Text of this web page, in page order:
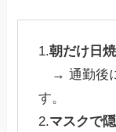
1.朝だけ日
→ 通勤後
す。
2.マスクで